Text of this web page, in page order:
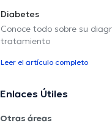
Diabetes
Conoce todo sobre su
tratamiento
Leer el artículo completo
Enlaces Útiles
Otras áreas